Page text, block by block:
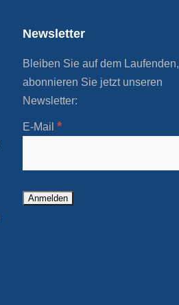
Newsletter
Bleiben Sie auf dem Laufenden,
abonnieren Sie jetzt unseren
Newsletter:
E-Mail *